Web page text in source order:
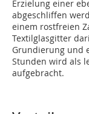
Erzielung einer
abgeschliffen
einem rostfreien
Textilglasgitter
Grundierung und
Stunden wird als
aufgebracht.